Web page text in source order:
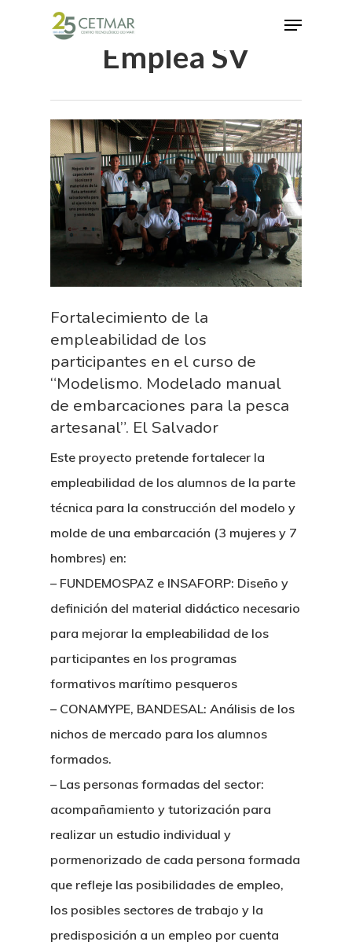
Hit enter to search or ESC to close
Emplea SV
Fortalecimiento de la
empleabilidad de los
participantes en el curso de
“Modelismo. Modelado manual
de embarcaciones para la pesca
artesanal”. El Salvador
Este proyecto pretende fortalecer la
empleabilidad de los alumnos de la parte
técnica para la construcción del modelo y
molde de una embarcación (3 mujeres y 7
hombres) en:
– FUNDEMOSPAZ e INSAFORP: Diseño y
definición del material didáctico necesario
para mejorar la empleabilidad de los
participantes en los programas
formativos marítimo pesqueros
– CONAMYPE, BANDESAL: Análisis de los
nichos de mercado para los alumnos
formados.
– Las personas formadas del sector:
acompañamiento y tutorización para
realizar un estudio individual y
pormenorizado de cada persona formada
que refleje las posibilidades de empleo,
los posibles sectores de trabajo y la
predisposición a un empleo por cuenta